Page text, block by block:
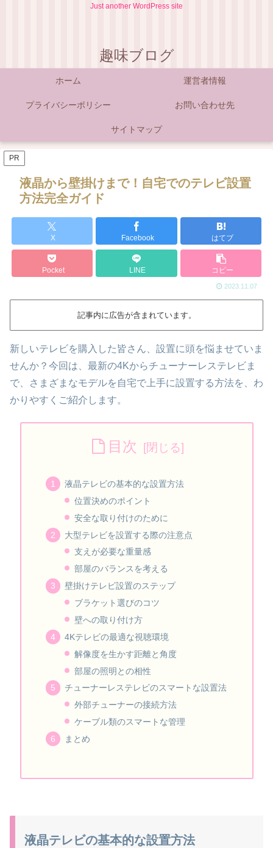
Just another WordPress site
趣味ブログ
ホーム 運営者情報
プライバシーポリシー お問い合わせ先
サイトマップ
PR
液晶から壁掛けまで！自宅でのテレビ設置
方法完全ガイド
X Facebook はてブ
Pocket LINE コピー
2023.11.07
記事内に広告が含まれています。
新しいテレビを購入した皆さん、設置に頭を悩ませていま
せんか？今回は、最新の4Kからチューナーレステレビま
で、さまざまなモデルを自宅で上手に設置する方法を、わ
かりやすくご紹介します。
目次
液晶テレビの基本的な設置方法
位置決めのポイント
安全な取り付けのために
大型テレビを設置する際の注意点
支えが必要な重量感
部屋のバランスを考える
壁掛けテレビ設置のステップ
ブラケット選びのコツ
壁への取り付け方
4Kテレビの最適な視聴環境
解像度を生かす距離と角度
部屋の照明との相性
チューナーレステレビのスマートな設置法
外部チューナーの接続方法
ケーブル類のスマートな管理
まとめ
液晶テレビの基本的な設置方法